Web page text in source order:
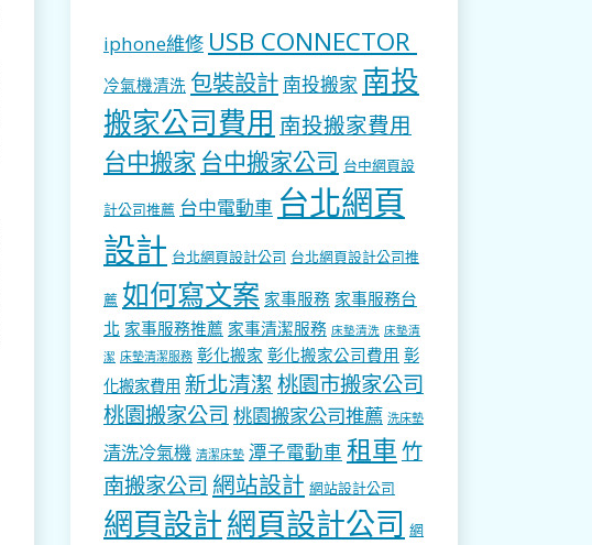
iphone維修 USB CONNECTOR
冷氣機清洗 包裝設計 南投搬家 南投
搬家公司費用 南投搬家費用
台中搬家 台中搬家公司 台中網頁設
計公司推薦 台中電動車 台北網頁
設計 台北網頁設計公司 台北網頁設計公司推
薦 如何寫文案 家事服務 家事服務台
北 家事服務推薦 家事清潔服務 床墊清洗 床墊清
潔 床墊清潔服務 彰化搬家 彰化搬家公司費用 彰
化搬家費用 新北清潔 桃園市搬家公司
桃園搬家公司 桃園搬家公司推薦 洗床墊
清洗冷氣機 清潔床墊 潭子電動車 租車竹
南搬家公司 網站設計 網站設計公司
網頁設計網頁設計公司 網